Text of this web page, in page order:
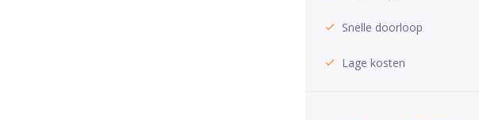
Snelle doorloop
Lage kosten